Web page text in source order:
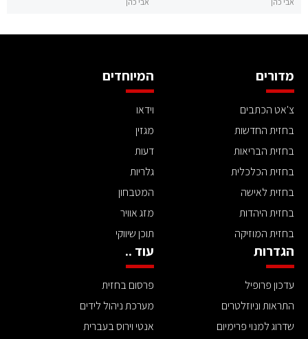
מדורים
צ'אט הכתבים
בחזית החדשות
בחזית הבריאות
בחזית הכלכלית
בחזית לאישה
בחזית היהדות
בחזית המוזיקה
המיוחדים
וידאו
מגזין
דעות
גלריות
המטבחון
מזג אוויר
תוכן שיווקי
הגדרות
עדכון פרופיל
התראות וניוזלטרים
שדרוג למנוי פרימיום
עוד ..
פרסום בחזית
מערכת ניהול לידים
אנטי וירוס בעברית